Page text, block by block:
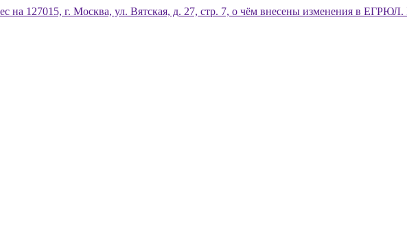
на 127015, г. Москва, ул. Вятская, д. 27, стр. 7, о чём внесены изменения в